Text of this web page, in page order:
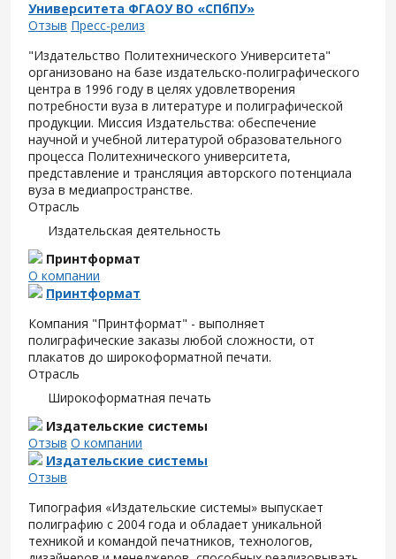
Университета ФГАОУ ВО «СПбПУ»
Отзыв Пресс-релиз
"Издательство Политехнического Университета"
организовано на базе издательско-полиграфического
центра в 1996 году в целях удовлетворения
потребности вуза в литературе и полиграфической
продукции. Миссия Издательства: обеспечение
научной и учебной литературой образовательного
процесса Политехнического университета,
представление и трансляция авторского потенциала
вуза в медиапространстве.
Отрасль
Издательская деятельность
Принтформат
О компании
Принтформат
Компания "Принтформат" - выполняет
полиграфические заказы любой сложности, от
плакатов до широкоформатной печати.
Отрасль
Широкоформатная печать
Издательские системы
Отзыв О компании
Издательские системы
Отзыв
Типография «Издательские системы» выпускает
полиграфию с 2004 года и обладает уникальной
техникой и командой печатников, технологов,